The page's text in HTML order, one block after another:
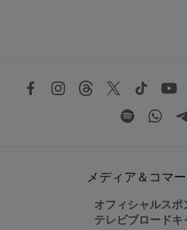
メディア＆コマ
オフィシャルスポ
テレビブロードキ